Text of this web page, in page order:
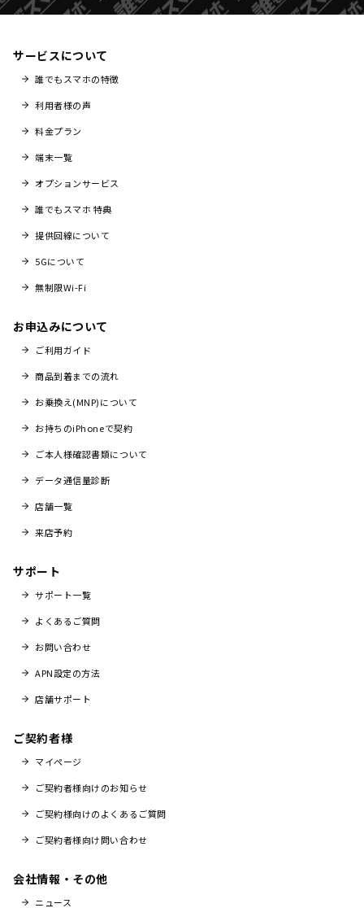
サービスについて
誰でもスマホの特徴
利用者様の声
料金プラン
端末一覧
オプションサービス
誰でもスマホ 特典
提供回線について
5Gについて
無制限Wi-Fi
お申込みについて
ご利用ガイド
商品到着までの流れ
お乗換え(MNP)について
お持ちのiPhoneで契約
ご本人様確認書類について
データ通信量診断
店舗一覧
来店予約
サポート
サポート一覧
よくあるご質問
お問い合わせ
APN設定の方法
店舗サポート
ご契約者様
マイページ
ご契約者様向けのお知らせ
ご契約様向けのよくあるご質問
ご契約者様向け問い合わせ
会社情報・その他
ニュース